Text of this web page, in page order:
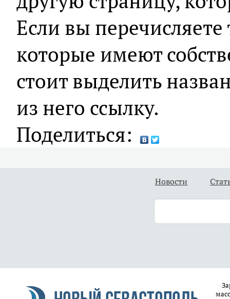
Если вы перечисляете
которые имеют
стоит выделить
из него ссылку.
Поделиться:
Новости